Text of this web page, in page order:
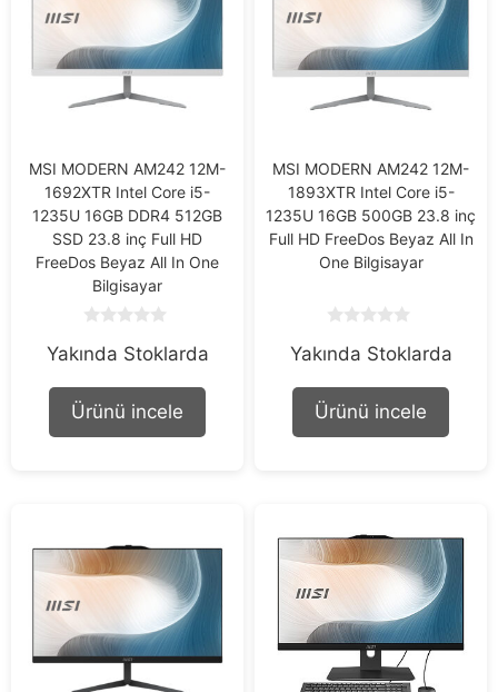
MSI MODERN AM242 12M-
1692XTR Intel Core i5-
1235U 16GB DDR4 512GB
SSD 23.8 inç Full HD
FreeDos Beyaz All In One
Bilgisayar
o
t
f
Yakında Stoklarda
Ürünü incele
MSI MODERN AM242 12M-
1893XTR Intel Core i5-
1235U 16GB 500GB 23.8 inç
Full HD FreeDos Beyaz All In
One Bilgisayar
o
t
f
Yakında Stoklarda
Ürünü incele